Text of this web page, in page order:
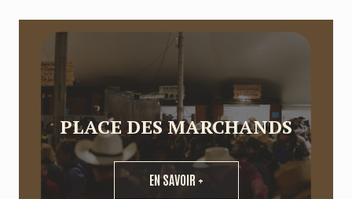
PLACE DES MARCHANDS
EN SAVOIR +